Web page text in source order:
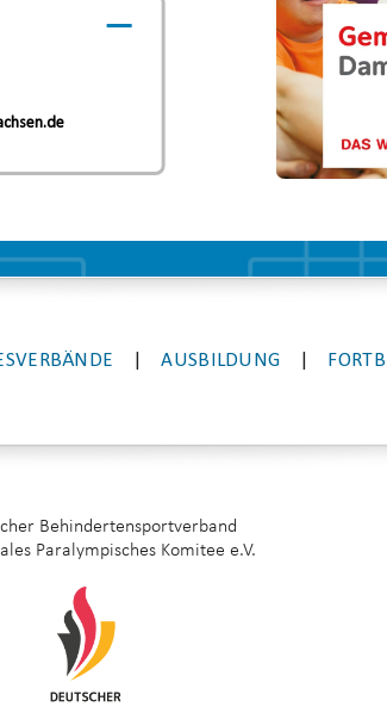
AUSBILDUNG
Behindertensportverband
Paralympisches Komitee e.V.